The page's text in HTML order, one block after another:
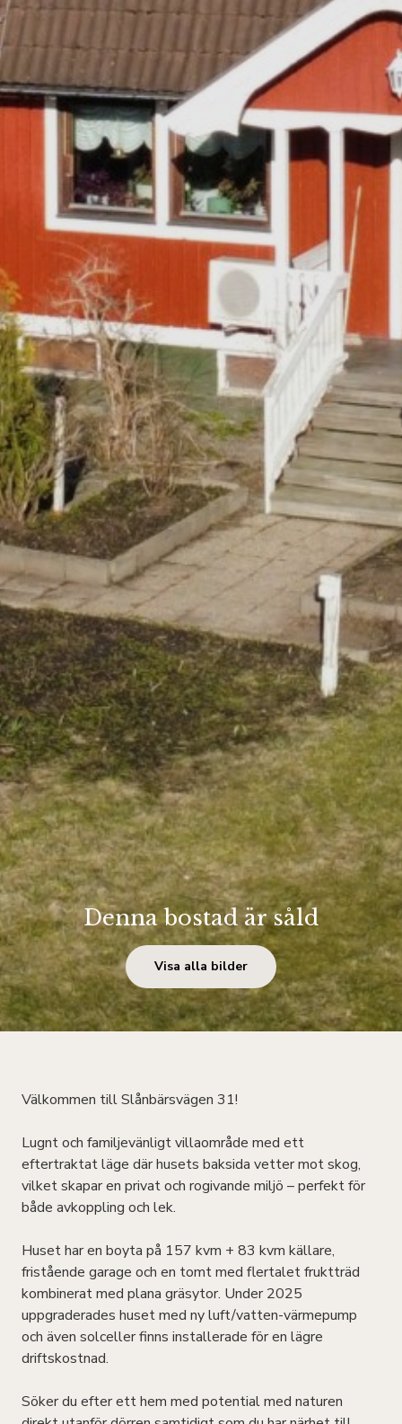
Denna bostad är såld
Visa alla bilder
Välkommen till Slånbärsvägen 31!
Lugnt och familjevänligt villaområde med ett
eftertraktat läge där husets baksida vetter mot skog,
vilket skapar en privat och rogivande miljö – perfekt för
både avkoppling och lek.
Huset har en boyta på 157 kvm + 83 kvm källare,
fristående garage och en tomt med flertalet fruktträd
kombinerat med plana gräsytor. Under 2025
uppgraderades huset med ny luft/vatten-värmepump
och även solceller finns installerade för en lägre
driftskostnad.
Söker du efter ett hem med potential med naturen